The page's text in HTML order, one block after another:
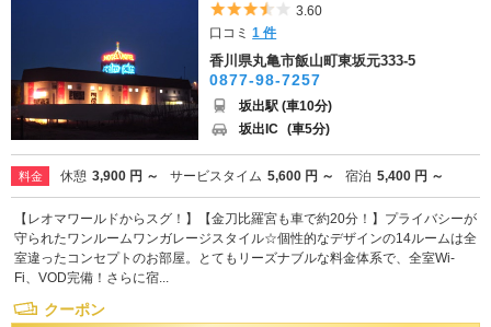
5つ星のうち3.5
3.60
口コミ1 件
香川県丸亀市飯山町東坂元333-5
0877-98-7257
坂出駅 (車10分)
坂出IC (車5分)
料金 休憩 3,900 円 ～ サービスタイム 5,600 円 ～ 宿泊 5,400 円 ～
【レオマワールドからスグ！】【金刀比羅宮も車で約20分！】プライバシーが
守られたワンルームワンガレージスタイル☆個性的なデザインの14ルームは全
室違ったコンセプトのお部屋。とてもリーズナブルな料金体系で、全室Wi-
Fi、VOD完備！さらに宿...
クーポン